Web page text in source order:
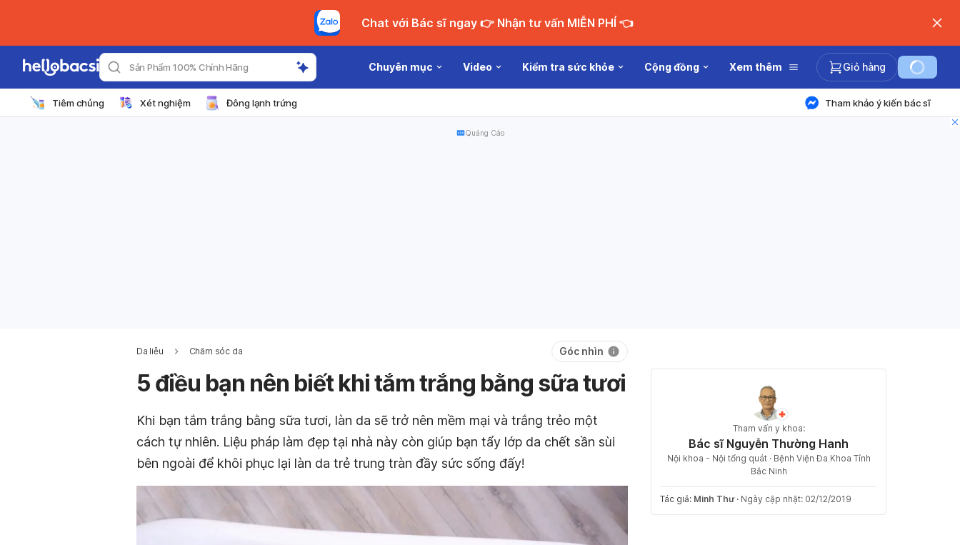
Chat với Bác sĩ ngay 👉 Nhận tư vấn MIỄN PHÍ 👈
Sản Phẩm 100% Chính Hãng Chuyên mục Video Kiểm tra sức khỏe Cộng đồng Xem thêm Giỏ hàng
Tiêm chủng Xét nghiệm Đông lạnh trứng Tham khảo ý kiến bác sĩ
Quảng Cáo
Da liễu Chăm sóc da Góc nhìn
5 điều bạn nên biết khi tắm trắng bằng sữa tươi
Khi bạn tắm trắng bằng sữa tươi, làn da sẽ trở nên mềm mại và trắng trẻo một
cách tự nhiên. Liệu pháp làm đẹp tại nhà này còn giúp bạn tẩy lớp da chết sần sùi
bên ngoài để khôi phục lại làn da trẻ trung tràn đầy sức sống đấy!
Tham vấn y khoa:
Bác sĩ Nguyễn Thường Hanh
Nội khoa - Nội tổng quát · Bệnh Viện Đa Khoa Tỉnh
Bắc Ninh
Tác giả: Minh Thư · Ngày cập nhật: 02/12/2019